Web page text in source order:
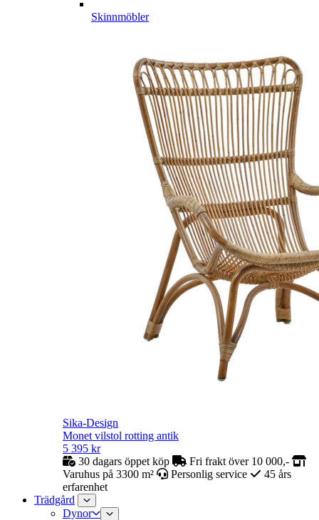
Skinnmöbler
Sika-Design
Monet vilstol rotting antik
5 395 kr
30 dagars öppet köp
Fri frakt över 10 000,-
Varuhus på 3300 m²
Personlig service
45 års
erfarenhet
Trädgård
Dynor